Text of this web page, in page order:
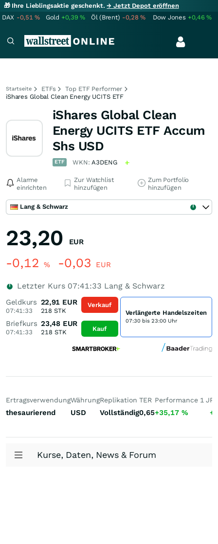
🎁 Ihre Lieblingsaktie geschenkt.→ Jetzt Depot eröffnen
DAX -0,51% Gold +0,39% Öl (Brent) -0,28% Dow Jones +0,46%
Startseite ETFs
Top ETF Performer
iShares Global Clean Energy UCITS ETF
iShares Global Clean
Energy UCITS ETF Accum
Shs USD
ETF WKN:A3DENG
Alarme
einrichten
Zur Watchlist
hinzufügen
Zum Portfolio
hinzufügen
Lang & Schwarz
23,20 EUR
-0,12 % -0,03 EUR
Letzter Kurs 07:41:33 Lang & Schwarz
Geldkurs
07:41:33
22,91 EUR
218 STK
Briefkurs
07:41:33
23,48 EUR
218 STK
Verkauf
Kauf
Verlängerte Handelszeiten
07:30 bis 23:00 Uhr
Ertragsverwendung
thesaurierend
Währung
USD
Replikation
Vollständig
TER
0,65
Performance 1 J
+35,17 %
Kurse, Daten, News & Forum